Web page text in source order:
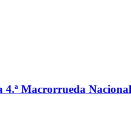
4.ª Macrorrueda